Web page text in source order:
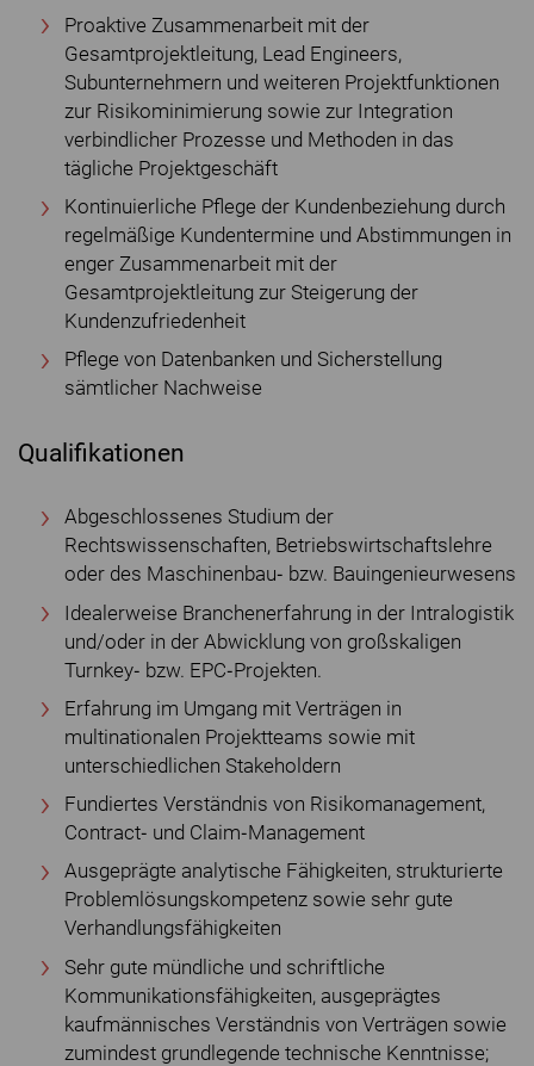
Proaktive Zusammenarbeit mit der
Gesamtprojektleitung, Lead Engineers,
Subunternehmern und weiteren Projektfunktionen
zur Risikominimierung sowie zur Integration
verbindlicher Prozesse und Methoden in das
tägliche Projektgeschäft
Kontinuierliche Pflege der Kundenbeziehung durch
regelmäßige Kundentermine und Abstimmungen in
enger Zusammenarbeit mit der
Gesamtprojektleitung zur Steigerung der
Kundenzufriedenheit
Pflege von Datenbanken und Sicherstellung
sämtlicher Nachweise
Qualifikationen
Abgeschlossenes Studium der
Rechtswissenschaften, Betriebswirtschaftslehre
oder des Maschinenbau‐ bzw. Bauingenieurwesens
Idealerweise Branchenerfahrung in der Intralogistik
und/oder in der Abwicklung von großskaligen
Turnkey‐ bzw. EPC‐Projekten.
Erfahrung im Umgang mit Verträgen in
multinationalen Projektteams sowie mit
unterschiedlichen Stakeholdern
Fundiertes Verständnis von Risikomanagement,
Contract‐ und Claim‐Management
Ausgeprägte analytische Fähigkeiten, strukturierte
Problemlösungskompetenz sowie sehr gute
Verhandlungsfähigkeiten
Sehr gute mündliche und schriftliche
Kommunikationsfähigkeiten, ausgeprägtes
kaufmännisches Verständnis von Verträgen sowie
zumindest grundlegende technische Kenntnisse;